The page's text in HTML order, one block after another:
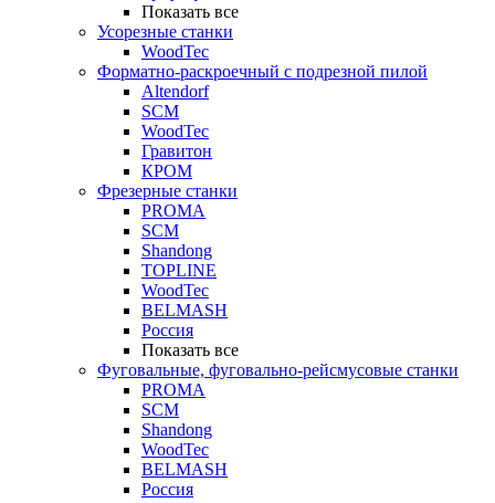
Показать все
Усорезные станки
WoodTec
Форматно-раскроечный с подрезной пилой
Altendorf
SCM
WoodTec
Гравитон
КРОМ
Фрезерные станки
PROMA
SCM
Shandong
TOPLINE
WoodTec
BELMASH
Россия
Показать все
Фуговальные, фуговально-рейсмусовые станки
PROMA
SCM
Shandong
WoodTec
BELMASH
Россия